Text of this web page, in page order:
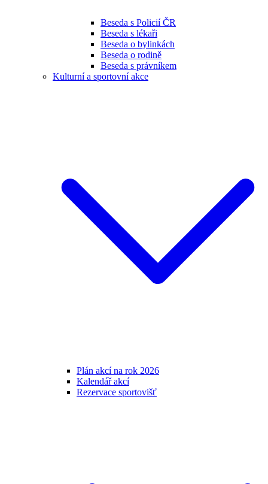
Beseda s Policií ČR
Beseda s lékaři
Beseda o bylinkách
Beseda o rodině
Beseda s právníkem
Kulturní a sportovní akce
Plán akcí na rok 2026
Kalendář akcí
Rezervace sportovišť